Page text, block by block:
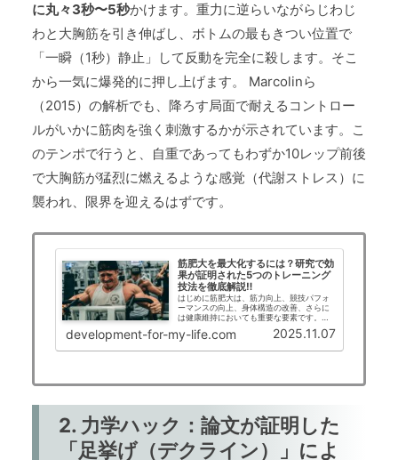
に丸々3秒〜5秒かけます。重力に逆らいながらじわじ
わと大胸筋を引き伸ばし、ボトムの最もきつい位置で
「一瞬（1秒）静止」して反動を完全に殺します。そこ
から一気に爆発的に押し上げます。 Marcolinら
（2015）の解析でも、降ろす局面で耐えるコントロー
ルがいかに筋肉を強く刺激するかが示されています。こ
のテンポで行うと、自重であってもわずか10レップ前後
で大胸筋が猛烈に燃えるような感覚（代謝ストレス）に
襲われ、限界を迎えるはずです。
筋肥大を最大化するには？研究で効
果が証明された5つのトレーニング
技法を徹底解説‼
はじめに筋肥大は、筋力向上、競技パフォ
ーマンスの向上、身体構造の改善、さらに
は健康維持においても重要な要素です。近
年では、筋肥大を目的としたレジスタンス
トレーニング（筋トレ）に関する研究が進
development-for-my-life.com 2025.11.07
2. 力学ハック：論文が証明した
「足挙げ（デクライン）」によ